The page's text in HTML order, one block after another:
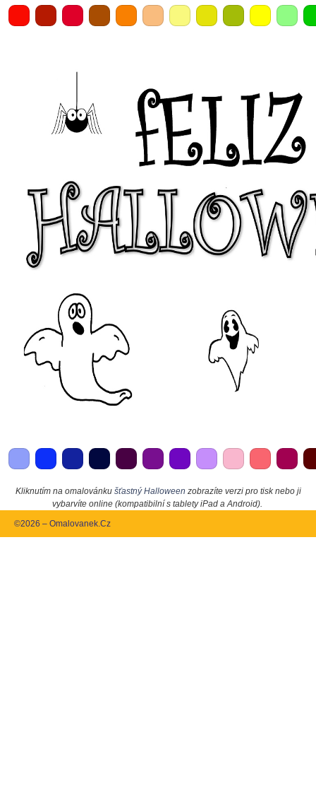
Kliknutím na omalovánku šťastný Halloween zobrazíte verzi pro tisk nebo ji
vybarvíte online (kompatibilní s tablety iPad a Android).
©2026 – Omalovanek.Cz